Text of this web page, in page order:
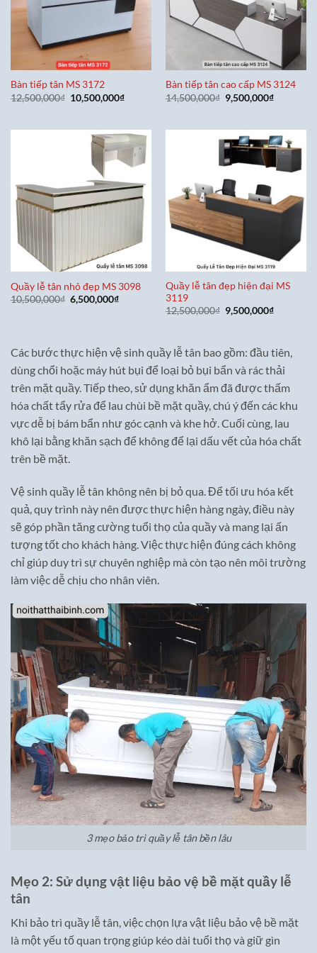
Bàn tiếp tân MS 3172
12,500,000₫ Giá
gốc
10,500,000₫Giá
10,500,000₫.
Bàn tiếp tân cao cấp MS 3124
14,500,000₫ Giá
gốc
9,500,000₫Giá
Quầy lễ tân nhỏ đẹp MS 3098
10,500,000₫ Giá
gốc
6,500,000₫Giá
Quầy lễ tân đẹp hiện đại MS
3119
12,500,000₫ Giá
gốc
9,500,000₫Giá
Các bước thực hiện vệ sinh quầy lễ tân bao gồm: đầu tiên,
dùng chổi hoặc máy hút bụi để loại bỏ bụi bẩn và rác thải
trên mặt quầy. Tiếp theo, sử dụng khăn ẩm đã được thấm
hóa chất tẩy rửa để lau chùi bề mặt quầy, chú ý đến các khu
vực dễ bị bám bẩn như góc cạnh và khe hở. Cuối cùng, lau
khô lại bằng khăn sạch để không để lại dấu vết của hóa chất
trên bề mặt.
Vệ sinh quầy lễ tân không nên bị bỏ qua. Để tối ưu hóa kết
quả, quy trình này nên được thực hiện hàng ngày, điều này
sẽ góp phần tăng cường tuổi thọ của quầy và mang lại ấn
tượng tốt cho khách hàng. Việc thực hiện đúng cách không
chỉ giúp duy trì sự chuyên nghiệp mà còn tạo nên môi trường
làm việc dễ chịu cho nhân viên.
3 mẹo bảo trì quầy lễ tân bền lâu
Mẹo 2: Sử dụng vật liệu bảo vệ bề mặt quầy lễ
tân
Khi bảo trì quầy lễ tân, việc chọn lựa vật liệu bảo vệ bề mặt
là một yếu tố quan trọng giúp kéo dài tuổi thọ và giữ gìn